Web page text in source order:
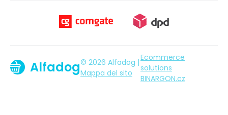
Alfadog© 2026 Alfadog |
Mappa del sito
Ecommerce
solutions
BINARGON.cz